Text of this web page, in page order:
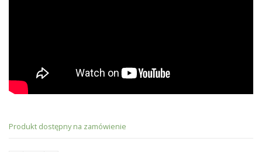
Produkt dostępny na zamówienie